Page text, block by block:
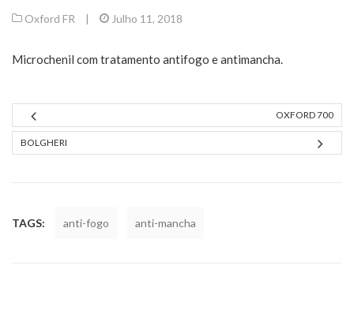
Oxford FR | Julho 11, 2018
Microchenil com tratamento antifogo e antimancha.
OXFORD 700
BOLGHERI
TAGS: anti-fogo anti-mancha